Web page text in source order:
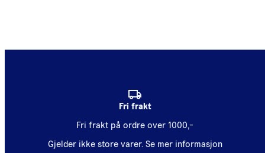
Fri frakt
Fri frakt på ordre over 1000,-
Gjelder ikke store varer. Se mer informasjon